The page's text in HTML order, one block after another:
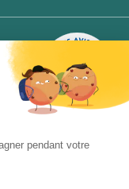
2780 AVIS
9.7/10
pendant votre